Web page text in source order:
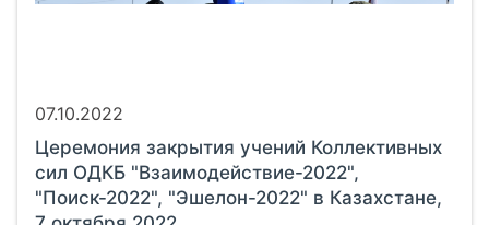
07.10.2022
Церемония закрытия учений Коллективных
сил ОДКБ "Взаимодействие-2022",
"Поиск-2022", "Эшелон-2022" в Казахстане,